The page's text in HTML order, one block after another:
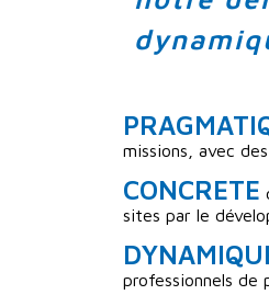
missions, avec
CONCRETE
sites par le
professionnels de